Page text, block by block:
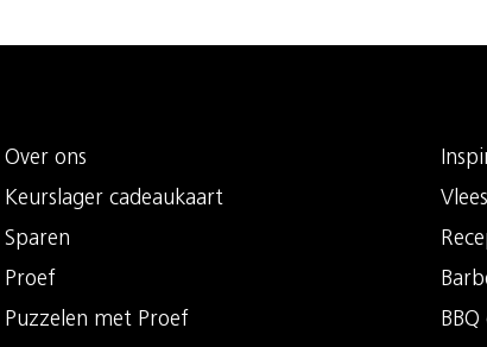
Over ons
Keurslager cadeaukaart
Sparen
Proef
Puzzelen met Proef